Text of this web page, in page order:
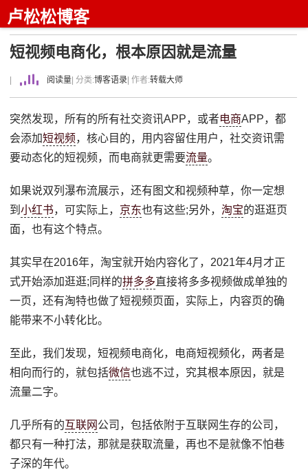
卢松松博客
短视频电商化，根本原因就是流量
阅读量 | 分类:博客语录 | 作者:转载大师
突然发现，所有的所有社交资讯APP，或者电商APP，都
会添加短视频，核心目的，用内容留住用户，社交资讯需
要动态化的短视频，而电商就更需要流量。
如果说双列瀑布流展示，还有图文和视频种草，你一定想
到小红书，可实际上， 京东也有这些;另外，淘宝的逛逛页
面，也有这个特点。
其实早在2016年，淘宝就开始内容化了，2021年4月才正
式开始添加逛逛;同样的拼多多直接将多多视频做成单独的
一页，还有淘特也做了短视频页面，实际上，内容页的确
能带来不小转化比。
至此，我们发现，短视频电商化，电商短视频化，两者是
相向而行的，就包括微信也逃不过，究其根本原因，就是
流量二字。
几乎所有的互联网 公司，包括依附于互联网生存的公司，
都只有一种打法，那就是获取流量，再也不是就像不怕巷
子深的年代。